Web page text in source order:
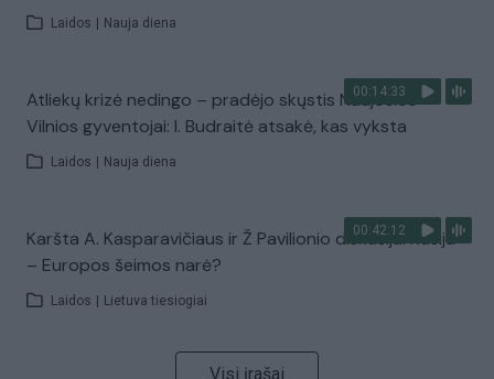
Laidos Nauja diena
00:14:33
Atliekų krizė nedingo – pradėjo skųstis Naujosios
Vilnios gyventojai: I. Budraitė atsakė, kas vyksta
Laidos Nauja diena
00:42:12
Karšta A. Kasparavičiaus ir Ž Pavilionio diskusija: Rusija
– Europos šeimos narė?
Laidos Lietuva tiesiogiai
Visi įrašai